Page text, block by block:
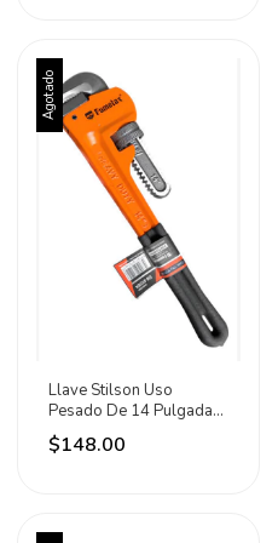
Agotado
Llave Stilson Uso
Pesado De 14 Pulgadas
Mango Rubber Fumetax
Naranja
$148.00